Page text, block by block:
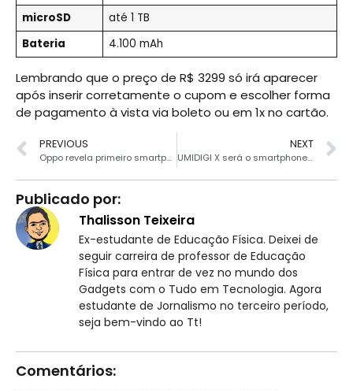
microSD
até 1 TB
Bateria
4.100 mAh
Lembrando que o preço de R$ 3299 só irá aparecer
após inserir corretamente o cupom e escolher forma
de pagamento à vista via boleto ou em 1x no cartão.
PREVIOUS
Oppo revela primeiro smartphone com câmera sob o display
NEXT
UMIDIGI X será o smartphone mais acessível com digitais sob a tela
Publicado por:
Thalisson Teixeira
Ex-estudante de Educação Física. Deixei de
seguir carreira de professor de Educação
Física para entrar de vez no mundo dos
Gadgets com o Tudo em Tecnologia. Agora
estudante de Jornalismo no terceiro período,
seja bem-vindo ao Tt!
Comentários: